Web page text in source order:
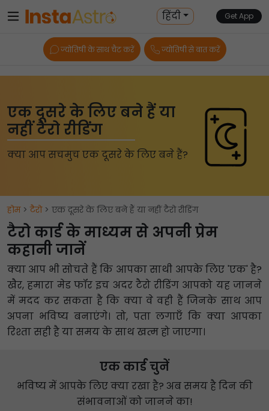
हिंदी Get App
ज्योतिषी के साथ चैट करें ज्योतिषी से बात करें
एक दूसरे के लिए बने हैं या
नहीं टैरो रीडिंग
क्या आप सचमुच एक दूसरे के लिए बने हैं?
होम>टैरो> एक दूसरे के लिए बने हैं या नहीं टैरो रीडिंग
टैरो कार्ड के माध्यम से अपनी प्रेम
कहानी जानें
क्या आप भी सोचते हैं कि आपका साथी आपके लिए 'एक' है?
खैर, हमारा मेड फॉर इच अदर टैरो रीडिंग आपको यह जानने
में मदद कर सकता है कि क्या वे वही हैं जिनके साथ आप
अपना भविष्य बनाएंगे। तो, पता लगाएँ कि क्या आपका
रिश्ता सही है या समय के साथ खत्म हो जाएगा।
एक कार्ड चुनें
भविष्य में आपके लिए क्या रखा है? अब समय है दिन की
संभावनाओं को जानने का!